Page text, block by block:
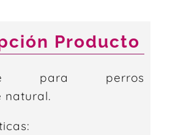
Producto
para perros
natural.